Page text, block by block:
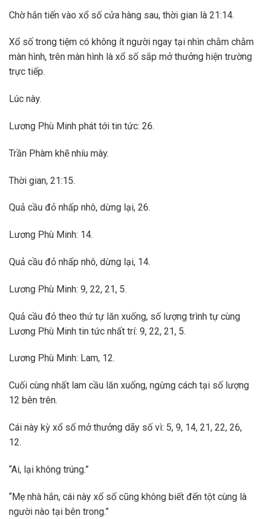
Chờ hắn tiến vào xổ số cửa hàng sau, thời gian là 21:14.
Xổ số trong tiệm có không ít người ngay tại nhìn chằm chằm
màn hình, trên màn hình là xổ số sắp mở thưởng hiện trường
trực tiếp.
Lúc này.
Lương Phù Minh phát tới tin tức: 26.
Trần Phàm khẽ nhíu mày.
Thời gian, 21:15.
Quả cầu đỏ nhấp nhô, dừng lại, 26.
Lương Phù Minh: 14.
Quả cầu đỏ nhấp nhô, dừng lại, 14.
Lương Phù Minh: 9, 22, 21, 5.
Quả cầu đỏ theo thứ tự lăn xuống, số lượng trình tự cùng
Lương Phù Minh tin tức nhất trí: 9, 22, 21, 5.
Lương Phù Minh: Lam, 12.
Cuối cùng nhất lam cầu lăn xuống, ngừng cách tại số lượng
12 bên trên.
Cái này kỳ xổ số mở thưởng dãy số vì: 5, 9, 14, 21, 22, 26,
12.
“Ai, lại không trúng.”
“Mẹ nhà hắn, cái này xổ số cũng không biết đến tột cùng là
người nào tại bên trong.”